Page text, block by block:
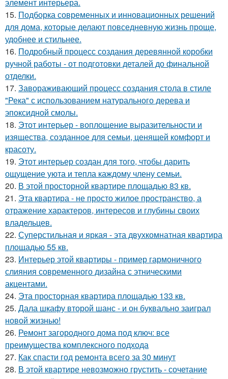
элемент интерьера.
15. Подборка современных и инновационных решений
для дома, которые делают повседневную жизнь проще,
удобнее и стильнее.
16. Подробный процесс создания деревянной коробки
ручной работы - от подготовки деталей до финальной
отделки.
17. Завораживающий процесс создания стола в стиле
"Река" с использованием натурального дерева и
эпоксидной смолы.
18. Этот интерьер - воплощение выразительности и
изящества, созданное для семьи, ценящей комфорт и
красоту.
19. Этот интерьер создан для того, чтобы дарить
ощущение уюта и тепла каждому члену семьи.
20. В этой просторной квартире площадью 83 кв.
21. Эта квартира - не просто жилое пространство, а
отражение характеров, интересов и глубины своих
владельцев.
22. Суперстильная и яркая - эта двухкомнатная квартира
площадью 55 кв.
23. Интерьер этой квартиры - пример гармоничного
слияния современного дизайна с этническими
акцентами.
24. Эта просторная квартира площадью 133 кв.
25. Дала шкафу второй шанс - и он буквально заиграл
новой жизнью!
26. Ремонт загородного дома под ключ: все
преимущества комплексного подхода
27. Как спасти год ремонта всего за 30 минут
28. В этой квартире невозможно грустить - сочетание